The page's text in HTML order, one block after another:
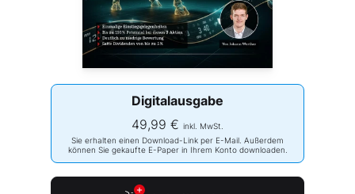
Digitalausgabe
49,99 € inkl. MwSt.
Sie erhalten einen Download-Link per E-Mail. Außerdem
können Sie gekaufte E-Paper in Ihrem Konto downloaden.